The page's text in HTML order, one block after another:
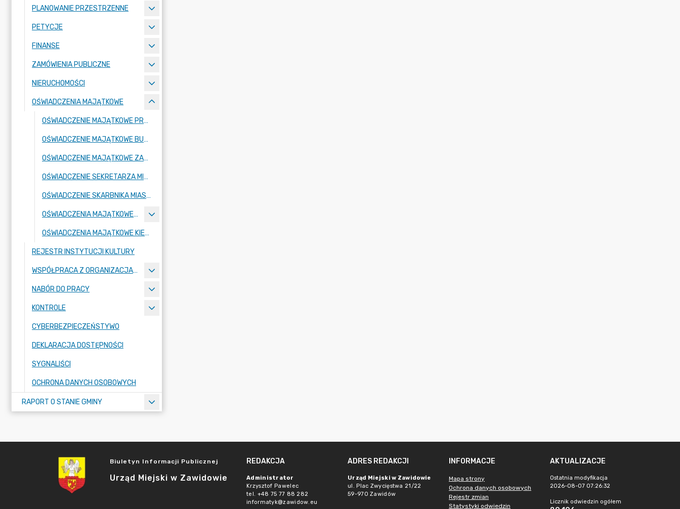
PLANOWANIE PRZESTRZENNE
PETYCJE
FINANSE
ZAMÓWIENIA PUBLICZNE
NIERUCHOMOŚCI
OŚWIADCZENIA MAJĄTKOWE
OŚWIADCZENIE MAJĄTKOWE PRZEWODNICZĄCEGO RADY MIEJSKIEJ
OŚWIADCZENIE MAJĄTKOWE BURMISTRZA MIASTA
OŚWIADCZENIE MAJĄTKOWE ZASTĘPCY BURMISTRZA MIASTA
OŚWIADCZENIE SEKRETARZA MIASTA
OŚWIADCZENIE SKARBNIKA MIASTA
OŚWIADCZENIA MAJĄTKOWE RADNYCH
OŚWIADCZENIA MAJĄTKOWE KIEROWNIKÓW JEDNOSTEK PODLEGŁYCH
REJESTR INSTYTUCJI KULTURY
WSPÓŁPRACA Z ORGANIZACJAMI POZARZĄDOWYMI
NABÓR DO PRACY
KONTROLE
CYBERBEZPIECZEŃSTYWO
DEKLARACJA DOSTĘPNOŚCI
SYGNALIŚCI
OCHRONA DANYCH OSOBOWYCH
RAPORT O STANIE GMINY
Biuletyn Informacji Publicznej
Urząd Miejski w Zawidowie
REDAKCJA
Administrator
Krzysztof Pawelec
tel. +48 75 77 88 282
informatyk@zawidow.eu
ADRES REDAKCJI
Urząd Miejski w Zawidowie
ul. Plac Zwycięstwa 21/22
59-970 Zawidów
INFORMACJE
Mapa strony
Ochrona danych osobowych
Rejestr zmian
Statystyki odwiedzin
AKTUALIZACJE
Ostatnia modyfikacja
2026-08-07 07:26:32
Licznik odwiedzin ogółem